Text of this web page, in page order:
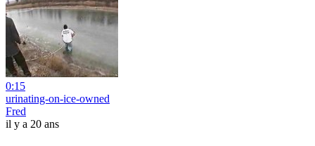
0:15
urinating-on-ice-owned
Fred
il y a 20 ans